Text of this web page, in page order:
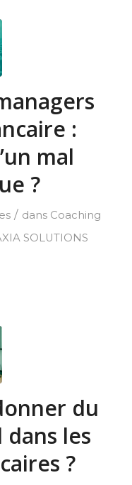
:
mal
?
/ dans Coaching
SOLUTIONS
du
les
?